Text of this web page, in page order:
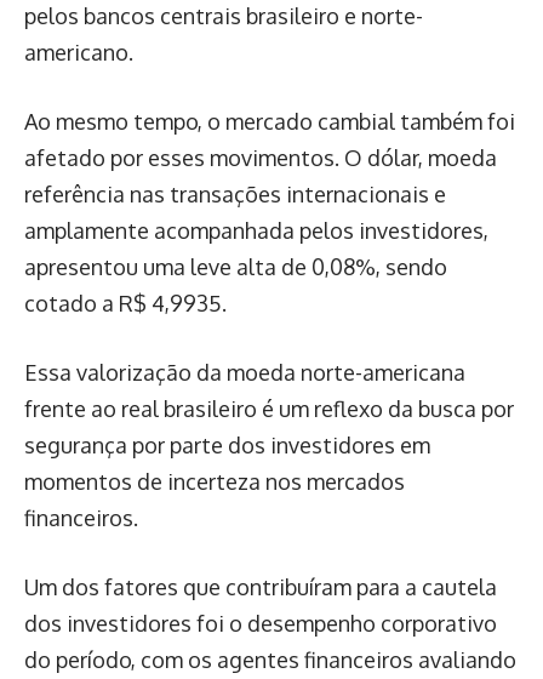
pelos bancos centrais brasileiro e norte-
americano.
Ao mesmo tempo, o mercado cambial também foi
afetado por esses movimentos. O dólar, moeda
referência nas transações internacionais e
amplamente acompanhada pelos investidores,
apresentou uma leve alta de 0,08%, sendo
cotado a R$ 4,9935.
Essa valorização da moeda norte-americana
frente ao real brasileiro é um reflexo da busca por
segurança por parte dos investidores em
momentos de incerteza nos mercados
financeiros.
Um dos fatores que contribuíram para a cautela
dos investidores foi o desempenho corporativo
do período, com os agentes financeiros avaliando